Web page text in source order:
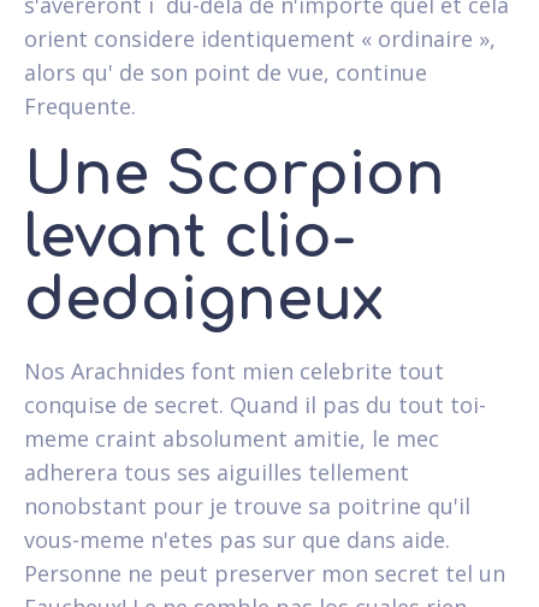
orient considere identiquement « ordinaire »,
alors qu' de son point de vue, continue
Frequente.
Une Scorpion
levant clio-
dedaigneux
Nos Arachnides font mien celebrite tout
conquise de secret. Quand il pas du tout toi-
meme craint absolument amitie, le mec
adherera tous ses aiguilles tellement
nonobstant pour je trouve sa poitrine qu'il
vous-meme n'etes pas sur que dans aide.
Personne ne peut preserver mon secret tel un